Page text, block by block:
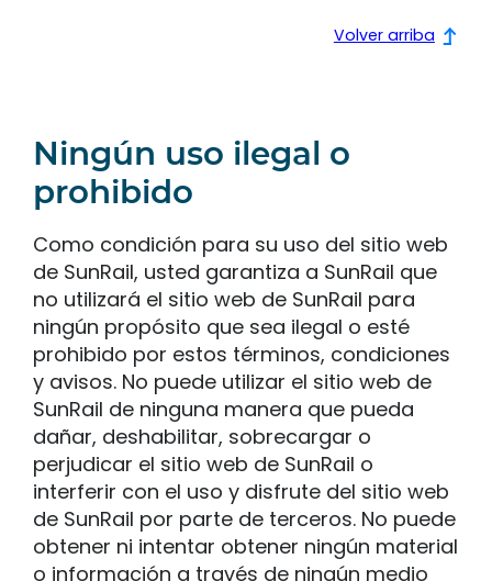
Volver arriba
Ningún uso ilegal o
prohibido
Como condición para su uso del sitio web
de SunRail, usted garantiza a SunRail que
no utilizará el sitio web de SunRail para
ningún propósito que sea ilegal o esté
prohibido por estos términos, condiciones
y avisos. No puede utilizar el sitio web de
SunRail de ninguna manera que pueda
dañar, deshabilitar, sobrecargar o
perjudicar el sitio web de SunRail o
interferir con el uso y disfrute del sitio web
de SunRail por parte de terceros. No puede
obtener ni intentar obtener ningún material
o información a través de ningún medio